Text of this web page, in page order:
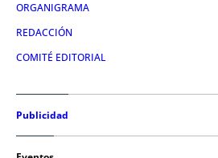
ORGANIGRAMA
REDACCIÓN
COMITÉ EDITORIAL
Publicidad